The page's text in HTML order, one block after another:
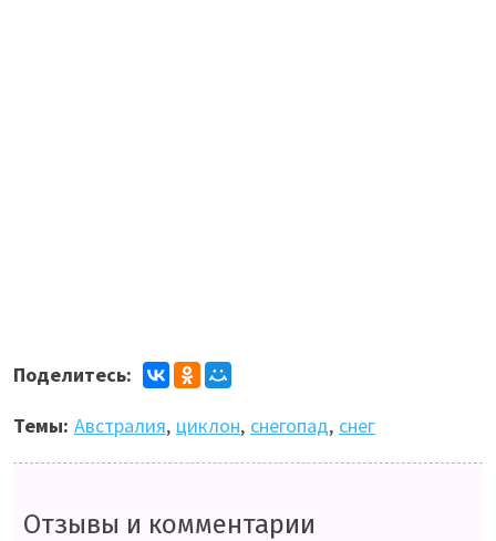
Поделитесь:
Темы: Австралия, циклон, снегопад, снег
Отзывы и комментарии